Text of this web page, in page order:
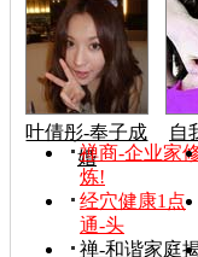
叶倩彤-奉子成
婚
自
禅商-企业家
炼!
经穴健康1点
通-头
禅-和谐家庭